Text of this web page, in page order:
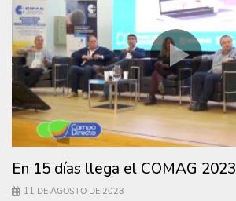
En 15 días llega el COMAG 2023
11 DE AGOSTO DE 2023